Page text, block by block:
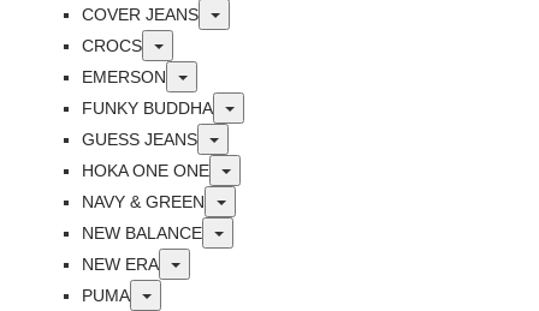
COVER JEANS
Toggle
CROCS
Toggle
EMERSON
Toggle
FUNKY BUDDHA
Toggle
GUESS JEANS
Toggle
HOKA ONE ONE
Toggle
NAVY & GREEN
Toggle
NEW BALANCE
Toggle
NEW ERA
Toggle
PUMA
Toggle